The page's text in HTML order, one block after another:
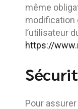
même
modification
l’utilisateur
https://
Pour